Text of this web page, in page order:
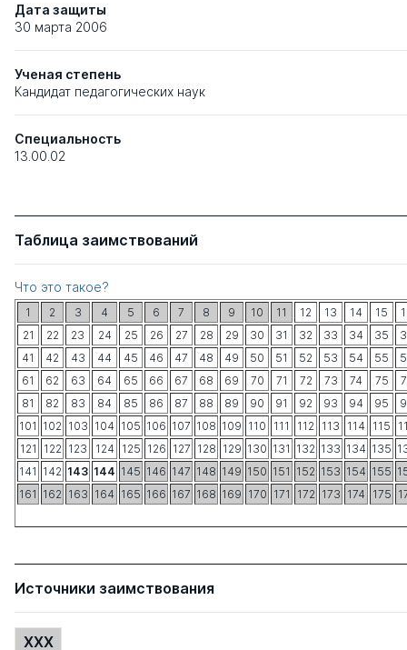
Дата защиты
30 марта 2006
Ученая степень
Кандидат педагогических наук
Специальность
13.00.02
Таблица заимствований
Что это такое?
1 2 3 4 5 6 7 8 9 10 11 12 13 14 15
21
22 23 24 25 26 27 28 29 30 31 32 33 34 35
41
42 43 44 45 46 47 48 49 50 51 52 53 54 55
61
62 63 64 65 66 67 68 69 70 71 72 73 74 75
81
82 83 84 85 86 87 88 89 90 91 92 93 94 95
101 102 103 104 105 106 107 108 109 110 111 112 113 114 115
121
122 123 124 125 126 127 128 129 130 131 132 133 134 135
141 142 143 144 145 146 147 148 149 150 151 152 153 154 155
161 162 163 164 165 166 167 168 169 170 171 172 173 174 175
Источники заимствования
XXX